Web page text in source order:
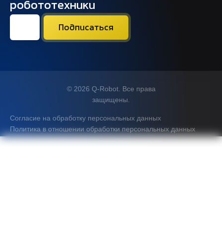
робототехники
© 2026 Q-Robot. Все права
защищены.
Согласие на обработку персональных данных
Политика в отношении обработки персональных данных